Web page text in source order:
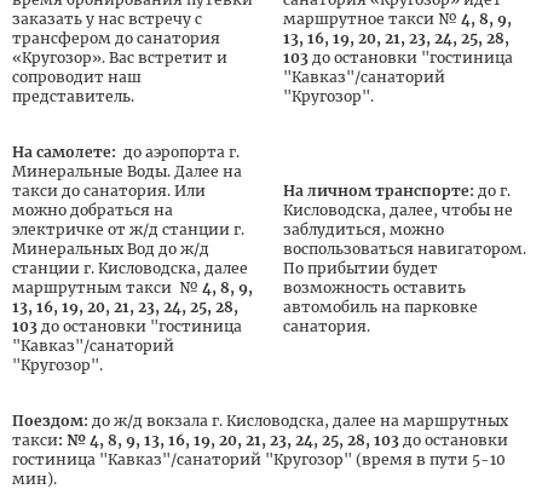
заказать у нас встречу с
трансфером до санатория
«Кругозор». Вас встретит и
сопроводит наш
представитель.
маршрутное такси № 4, 8, 9,
13, 16, 19, 20, 21, 23, 24, 25, 28,
103 до остановки "гостиница
"Кавказ"/санаторий
"Кругозор".
На самолете: до аэропорта г.
Минеральные Воды. Далее на
такси до санатория. Или
можно добраться на
электричке от ж/д станции г.
Минеральных Вод до ж/д
станции г. Кисловодска, далее
маршрутным такси № 4, 8, 9,
13, 16, 19, 20, 21, 23, 24, 25, 28,
103 до остановки "гостиница
"Кавказ"/санаторий
"Кругозор".
На личном транспорте: до г.
Кисловодска, далее, чтобы не
заблудиться, можно
воспользоваться навигатором.
По прибытии будет
возможность оставить
автомобиль на парковке
санатория.
Поездом: до ж/д вокзала г. Кисловодска, далее на маршрутных
такси: № 4, 8, 9, 13, 16, 19, 20, 21, 23, 24, 25, 28, 103 до остановки
гостиница "Кавказ"/санаторий "Кругозор" (время в пути 5-10
мин).